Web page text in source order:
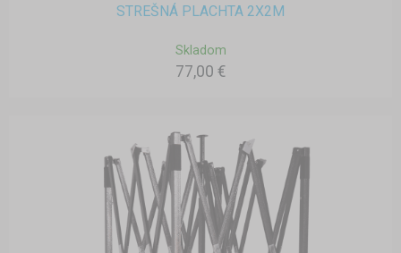
STREŠNÁ PLACHTA 2X2M
Skladom
77,00 €